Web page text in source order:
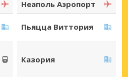
Неаполь Аэропорт
Пьяцца Виттория
Казория